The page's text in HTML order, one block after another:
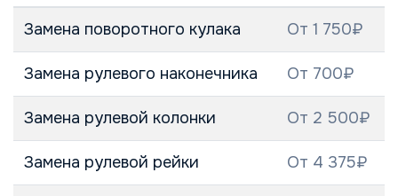
Замена поворотного кулака От 1 750₽
Замена рулевого наконечника От 700₽
Замена рулевой колонки От 2 500₽
Замена рулевой рейки От 4 375₽